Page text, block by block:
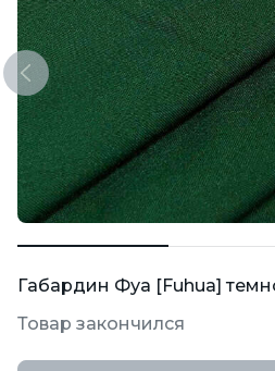
Previous
Габардин Фуа [Fuhua]
Товар закончился